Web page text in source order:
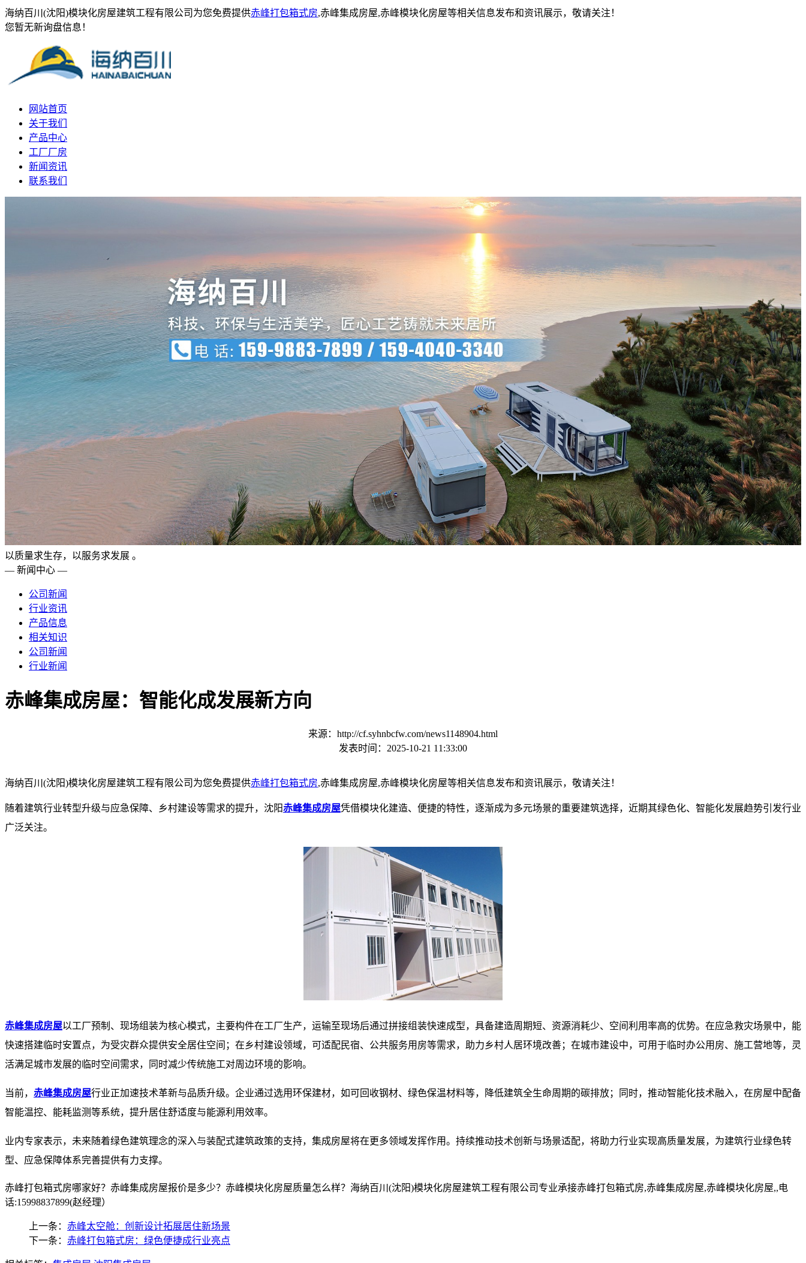
海纳百川(沈阳)模块化房屋建筑工程有限公司为您免费提供赤峰打包箱式房,赤峰集成房屋,赤峰模块化房屋等相关信息发布和资讯展示，敬请关注！
您暂无新询盘信息！
网站首页
关于我们
产品中心
工厂厂房
新闻资讯
联系我们
以质量求生存，以服务求发展 。
— 新闻中心 —
公司新闻
行业资讯
产品信息
相关知识
公司新闻
行业新闻
赤峰集成房屋：智能化成发展新方向
来源：http://cf.syhnbcfw.com/news1148904.html
发表时间：2025-10-21 11:33:00
海纳百川(沈阳)模块化房屋建筑工程有限公司为您免费提供赤峰打包箱式房,赤峰集成房屋,赤峰模块化房屋等相关信息发布和资讯展示，敬请关注！
随着建筑行业转型升级与应急保障、乡村建设等需求的提升，沈阳赤峰集成房屋凭借模块化建造、便捷的特性，逐渐成为多元场景的重要建筑选择，近期其绿色化、智能化发展趋势引发行业
广泛关注。
赤峰集成房屋以工厂预制、现场组装为核心模式，主要构件在工厂生产，运输至现场后通过拼接组装快速成型，具备建造周期短、资源消耗少、空间利用率高的优势。在应急救灾场景中，能
快速搭建临时安置点，为受灾群众提供安全居住空间；在乡村建设领域，可适配民宿、公共服务用房等需求，助力乡村人居环境改善；在城市建设中，可用于临时办公用房、施工营地等，灵
活满足城市发展的临时空间需求，同时减少传统施工对周边环境的影响。​
当前， 赤峰集成房屋行业正加速技术革新与品质升级。企业通过选用环保建材，如可回收钢材、绿色保温材料等，降低建筑全生命周期的碳排放；同时，推动智能化技术融入，在房屋中配备
智能温控、能耗监测等系统，提升居住舒适度与能源利用效率。
业内专家表示，未来随着绿色建筑理念的深入与装配式建筑政策的支持，集成房屋将在更多领域发挥作用。持续推动技术创新与场景适配，将助力行业实现高质量发展，为建筑行业绿色转
型、应急保障体系完善提供有力支撑。​
赤峰打包箱式房哪家好？赤峰集成房屋报价是多少？赤峰模块化房屋质量怎么样？海纳百川(沈阳)模块化房屋建筑工程有限公司专业承接赤峰打包箱式房,赤峰集成房屋,赤峰模块化房屋,,电
话:15998837899(赵经理）
上一条： 赤峰太空舱：创新设计拓展居住新场景
下一条： 赤峰打包箱式房：绿色便捷成行业亮点